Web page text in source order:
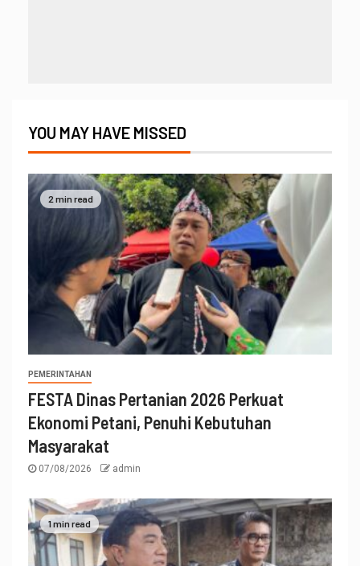
YOU MAY HAVE MISSED
2 min read
PEMERINTAHAN
FESTA Dinas Pertanian 2026 Perkuat
Ekonomi Petani, Penuhi Kebutuhan
Masyarakat
07/08/2026 admin
1 min read